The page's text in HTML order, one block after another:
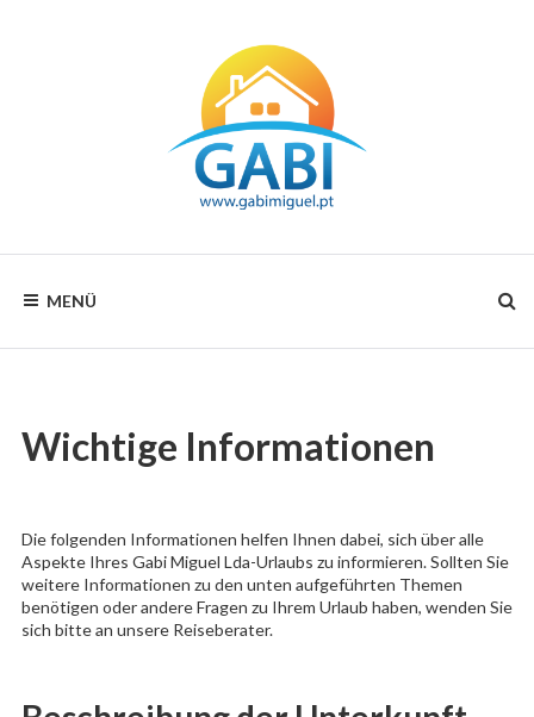
MIGUEL
RENTALS
for MENÜ
Wichtige Informationen
Die folgenden Informationen helfen Ihnen dabei, sich über alle
Aspekte Ihres Gabi Miguel Lda-Urlaubs zu informieren. Sollten Sie
weitere Informationen zu den unten aufgeführten Themen
benötigen oder andere Fragen zu Ihrem Urlaub haben, wenden Sie
sich bitte an unsere Reiseberater.